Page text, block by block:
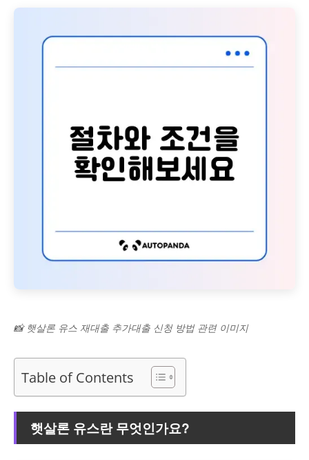
📸 햇살론 유스 재대출 추가대출 신청 방법 관련 이미지
Table of Contents
햇살론 유스란 무엇인가요?